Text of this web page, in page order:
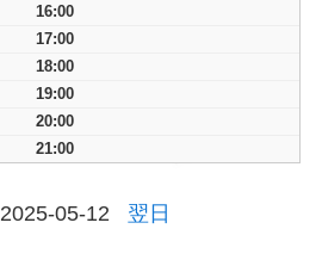
16:00
17:00
18:00
19:00
20:00
21:00
2025-05-12 翌日